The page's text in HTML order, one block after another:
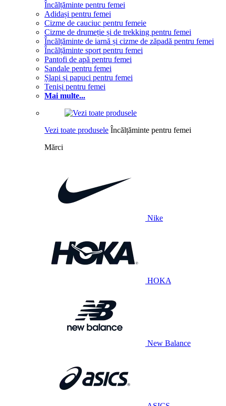
Încălțăminte pentru femei
Adidași pentru femei
Cizme de cauciuc pentru femeie
Cizme de drumeție și de trekking pentru femei
Încălțăminte de iarnă și cizme de zăpadă pentru femei
Încălțăminte sport pentru femei
Pantofi de apă pentru femei
Sandale pentru femei
Șlapi și papuci pentru femei
Teniși pentru femei
Mai multe...
Vezi toate produsele Încălțăminte pentru femei
Mărci
Nike
HOKA
New Balance